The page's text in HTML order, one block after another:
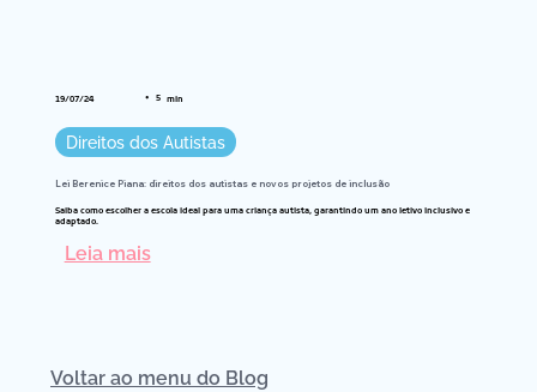
19/07/24 • 5 min
Direitos dos Autistas
Lei Berenice Piana: direitos dos autistas e novos projetos de inclusão
Saiba como escolher a escola ideal para uma criança autista, garantindo um ano letivo inclusivo e
adaptado.
Leia mais
Voltar ao menu do Blog